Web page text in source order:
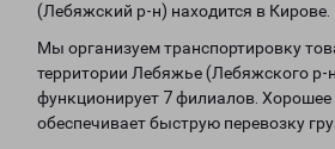
(Лебяжский р-н) находится в Кирове.
Мы организуем транспортировку
территории Лебяжье (Лебяжского р-
функционирует 7 филиалов. Хорошее
обеспечивает быструю перевозку